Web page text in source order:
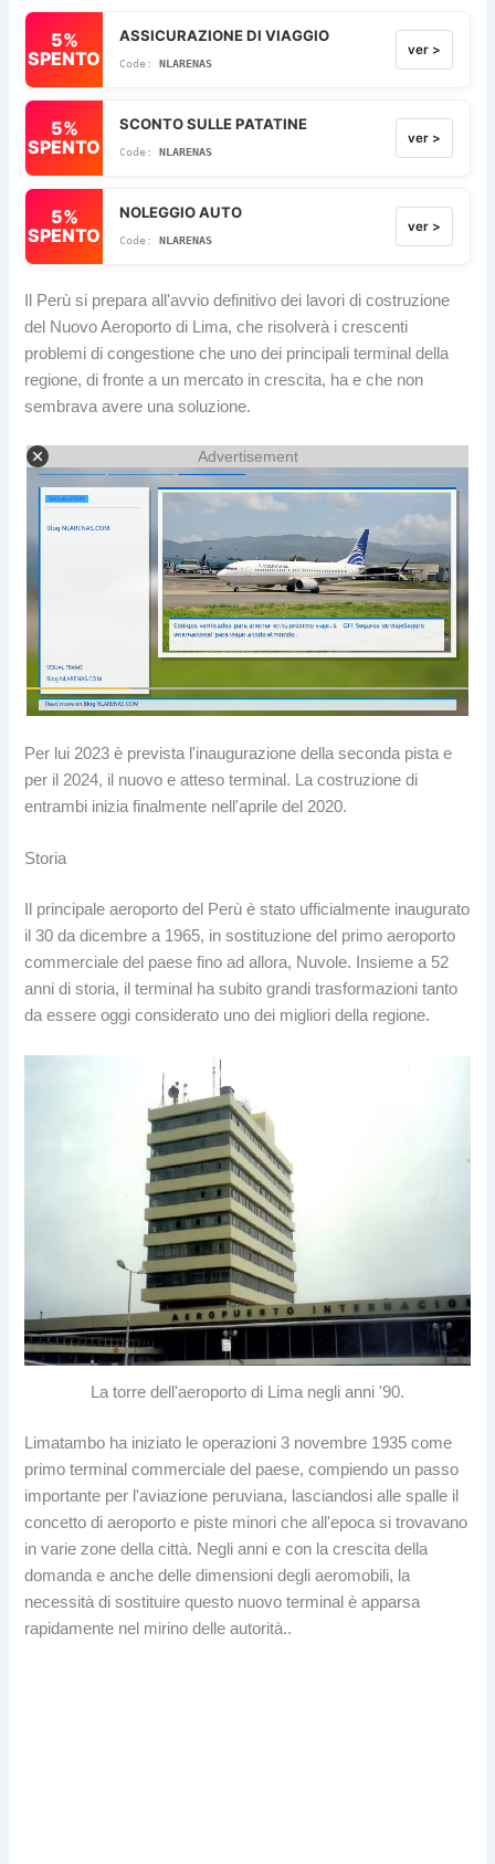
5%
SPENTO
ASSICURAZIONE DI VIAGGIO
NLARENAS
ver >
5%
SPENTO
SCONTO SULLE PATATINE
NLARENAS
ver >
5%
SPENTO
NOLEGGIO AUTO
NLARENAS
ver >
Il Perù si prepara all'avvio definitivo dei lavori di costruzione
del Nuovo Aeroporto di Lima, che risolverà i crescenti
problemi di congestione che uno dei principali terminal della
regione, di fronte a un mercato in crescita, ha e che non
sembrava avere una soluzione.
Advertisement
Per lui 2023 è prevista l'inaugurazione della seconda pista e
per il 2024, il nuovo e atteso terminal. La costruzione di
entrambi inizia finalmente nell'aprile del 2020.
Storia
Il principale aeroporto del Perù è stato ufficialmente inaugurato
il 30 da dicembre a 1965, in sostituzione del primo aeroporto
commerciale del paese fino ad allora, Nuvole. Insieme a 52
anni di storia, il terminal ha subito grandi trasformazioni tanto
da essere oggi considerato uno dei migliori della regione.
La torre dell'aeroporto di Lima negli anni '90.
Limatambo ha iniziato le operazioni 3 novembre 1935 come
primo terminal commerciale del paese, compiendo un passo
importante per l'aviazione peruviana, lasciandosi alle spalle il
concetto di aeroporto e piste minori che all'epoca si trovavano
in varie zone della città. Negli anni e con la crescita della
domanda e anche delle dimensioni degli aeromobili, la
necessità di sostituire questo nuovo terminal è apparsa
rapidamente nel mirino delle autorità..